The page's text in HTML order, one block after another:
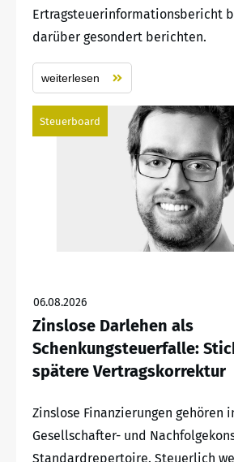
Ertragsteuerinformationsbericht
darüber gesondert berichten.
weiterlesen
Steuerboard
06.08.2026
Zinslose Darlehen als
Schenkungsteuerfalle:
spätere Vertragskorrektur
Zinslose Finanzierungen gehören
Gesellschafter- und
Standardrepertoire. Steuerlich